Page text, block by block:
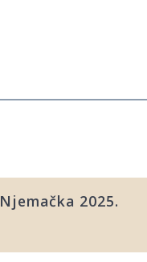
Njemačka 2025.